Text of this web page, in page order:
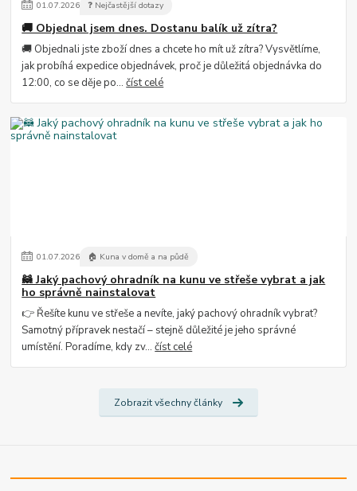
01.07.2026 ❓ Nejčastější dotazy
🚚 Objednal jsem dnes. Dostanu balík už zítra?
🚚 Objednali jste zboží dnes a chcete ho mít už zítra? Vysvětlíme,
jak probíhá expedice objednávek, proč je důležitá objednávka do
12:00, co se děje po...číst celé
01.07.2026 🏠 Kuna v domě a na půdě
🦝 Jaký pachový ohradník na kunu ve střeše vybrat a jak
ho správně nainstalovat
👉 Řešíte kunu ve střeše a nevíte, jaký pachový ohradník vybrat?
Samotný přípravek nestačí – stejně důležité je jeho správné
umístění. Poradíme, kdy zv...číst celé
Zobrazit všechny články